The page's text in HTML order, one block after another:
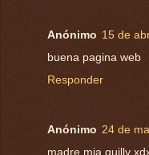
Anónimo 15 de
buena pagina web
Responder
Anónimo 24 de
madre mia guilly